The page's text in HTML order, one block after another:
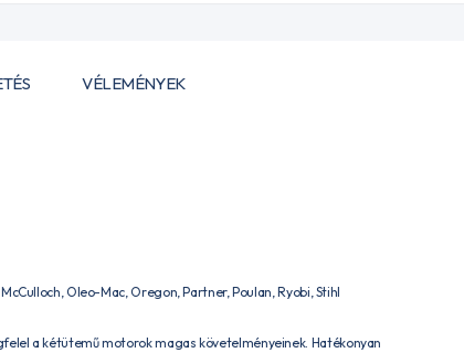
VÉLEMÉNYEK
Oleo-Mac, Oregon, Partner, Poulan, Ryobi, Stihl
a kétütemű motorok magas követelményeinek. Hatékonyan